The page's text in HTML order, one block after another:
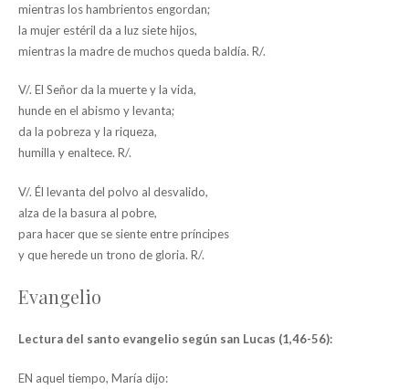
mientras los hambrientos engordan;
la mujer estéril da a luz siete hijos,
mientras la madre de muchos queda baldía. R/.
V/. El Señor da la muerte y la vida,
hunde en el abismo y levanta;
da la pobreza y la riqueza,
humilla y enaltece. R/.
V/. Él levanta del polvo al desvalido,
alza de la basura al pobre,
para hacer que se siente entre príncipes
y que herede un trono de gloria. R/.
Evangelio
Lectura del santo evangelio según san Lucas (1,46-56):
EN aquel tiempo, María dijo: